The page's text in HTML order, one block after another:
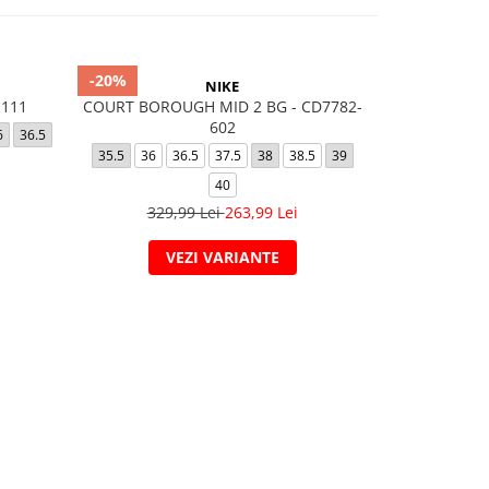
36.5
-20% NIKE
COURT BOROUGH MID 2 BG - CD7782-
602
35.5 36 36.5 37.5 38 38.5
39
40
329,99 Lei263,99 Lei
VEZI VARIANTE